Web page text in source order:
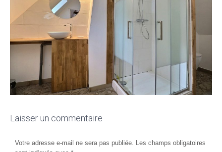
Laisser un commentaire
Votre adresse e-mail ne sera pas publiée.
Les champs obligatoires